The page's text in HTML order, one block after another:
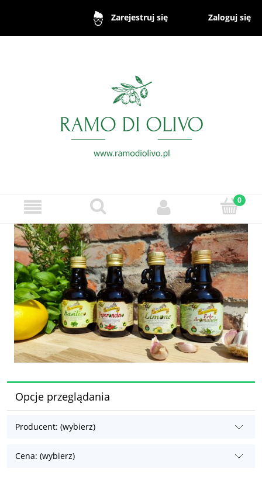
Zarejestruj się Zaloguj się
Opcje przeglądania
Producent: (wybierz)
Cena: (wybierz)